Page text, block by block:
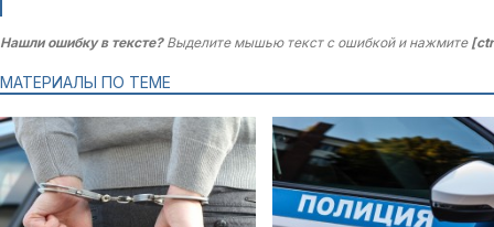
Нашли ошибку в тексте?Выделите мышью текст с ошибкой и нажмите
МАТЕРИАЛЫ ПО ТЕМЕ